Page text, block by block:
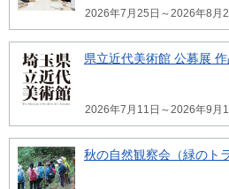
2026年7月25日～2026年8月
県立近代美術館 公募展
2026年7月11日～2026年9月
秋の自然観察会（緑のト